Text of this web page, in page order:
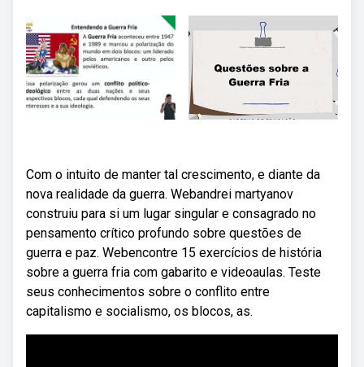
Com o intuito de manter tal crescimento, e diante da
nova realidade da guerra. Webandrei martyanov
construiu para si um lugar singular e consagrado no
pensamento crítico profundo sobre questões de
guerra e paz. Webencontre 15 exercícios de história
sobre a guerra fria com gabarito e videoaulas. Teste
seus conhecimentos sobre o conflito entre
capitalismo e socialismo, os blocos, as.